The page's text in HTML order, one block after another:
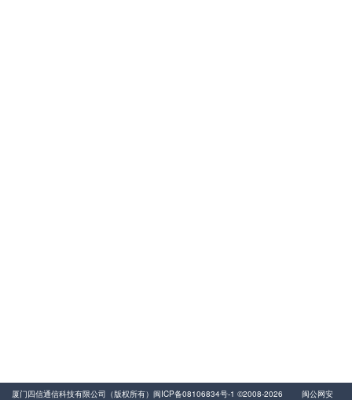
厦门四信通信科技有限公司（版权所有） 闽ICP备08106834号-1 ©2008-2026 闽公网安